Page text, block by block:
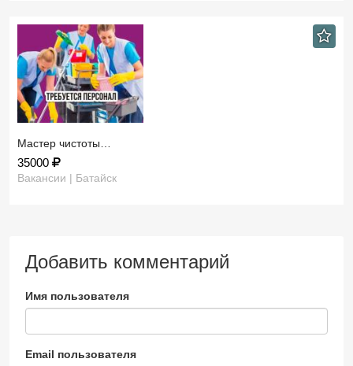
Мастер чистоты…
35000
Вакансии | Батайск
Добавить комментарий
Имя пользователя
Email пользователя